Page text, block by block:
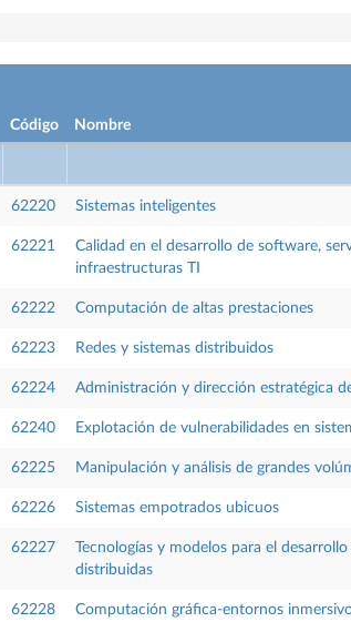
Código Nombre
62220 Sistemas inteligentes
62221
Calidad en el desarrollo de software,
infraestructuras TI
62222 Computación de altas prestaciones
62223 Redes y sistemas distribuidos
62224 Administración y dirección estratégica
62240 Explotación de vulnerabilidades en
62225 Manipulación y análisis de grandes
62226 Sistemas empotrados ubicuos
62227
Tecnologías y modelos para el
distribuidas
62228 Computación gráfica-entornos